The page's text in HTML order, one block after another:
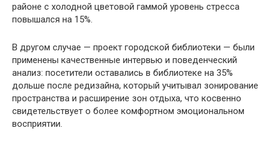
районе с холодной цветовой гаммой уровень стресса
повышался на 15%.
В другом случае — проект городской библиотеки — были
применены качественные интервью и поведенческий
анализ: посетители оставались в библиотеке на 35%
дольше после редизайна, который учитывал зонирование
пространства и расширение зон отдыха, что косвенно
свидетельствует о более комфортном эмоциональном
восприятии.